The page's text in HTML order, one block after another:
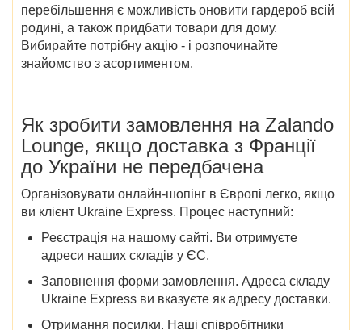
перебільшення є можливість оновити гардероб всій
родині, а також придбати товари для дому.
Вибирайте потрібну акцію - і розпочинайте
знайомство з асортиментом.
Як зробити замовлення на Zalando
Lounge, якщо доставка з Франції
до України не передбачена
Організовувати онлайн-шопінг в Європі легко, якщо
ви клієнт Ukraine Express. Процес наступний:
Реєстрація на нашому сайті. Ви отримуєте
адреси наших складів у ЄС.
Заповнення форми замовлення. Адреса складу
Ukraine Express ви вказуєте як адресу доставки.
Отримання посилки. Наші співробітники